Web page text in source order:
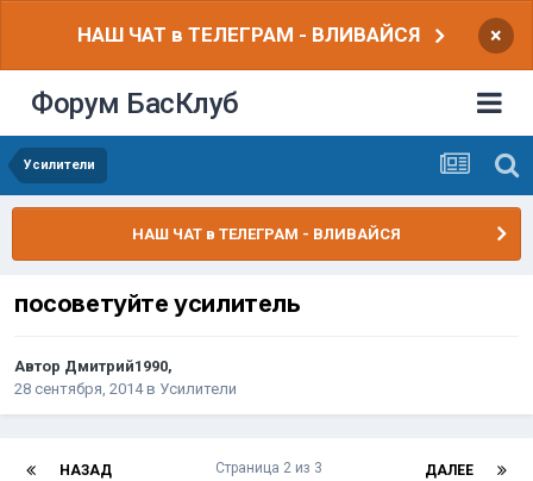
НАШ ЧАТ в ТЕЛЕГРАМ - ВЛИВАЙСЯ ×
Форум БасКлуб
Усилители
НАШ ЧАТ в ТЕЛЕГРАМ - ВЛИВАЙСЯ
посоветуйте усилитель
Автор Дмитрий1990,
28 сентября, 2014в Усилители
НАЗАД ДАЛЕЕ
Страница 2 из 3